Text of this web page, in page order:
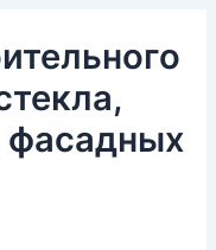
фасадных